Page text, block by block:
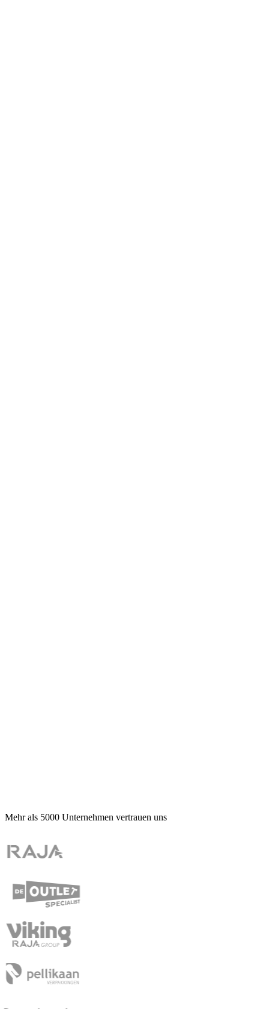
Mehr als 5000 Unternehmen vertrauen uns